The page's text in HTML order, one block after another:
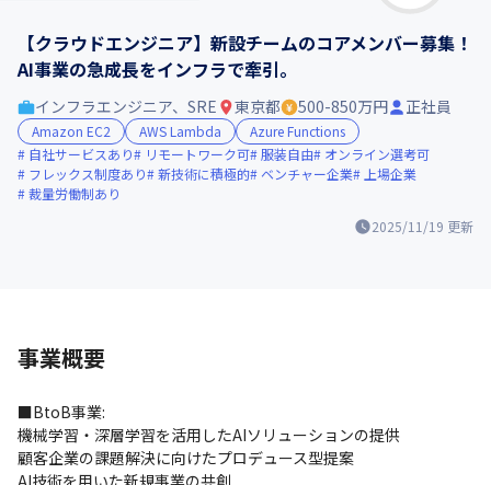
【クラウドエンジニア】新設チームのコアメンバー募集！
AI事業の急成長をインフラで牽引。
2025/11/19 更新
インフラエンジニア、SRE 東京都 500-850万円 正社員
Amazon EC2 AWS Lambda
Azure Functions
自社サービスあり
リモートワーク可 服装自由
オンライン選考可
フレックス制度あり
新技術に積極的 ベンチャー企業
上場企業
裁量労働制あり
事業概要
■BtoB事業:
機械学習・深層学習を活用したAIソリューションの提供
顧客企業の課題解決に向けたプロデュース型提案
AI技術を用いた新規事業の共創